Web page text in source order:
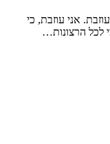
אני עוזבת, כי
לכל הרצונות…